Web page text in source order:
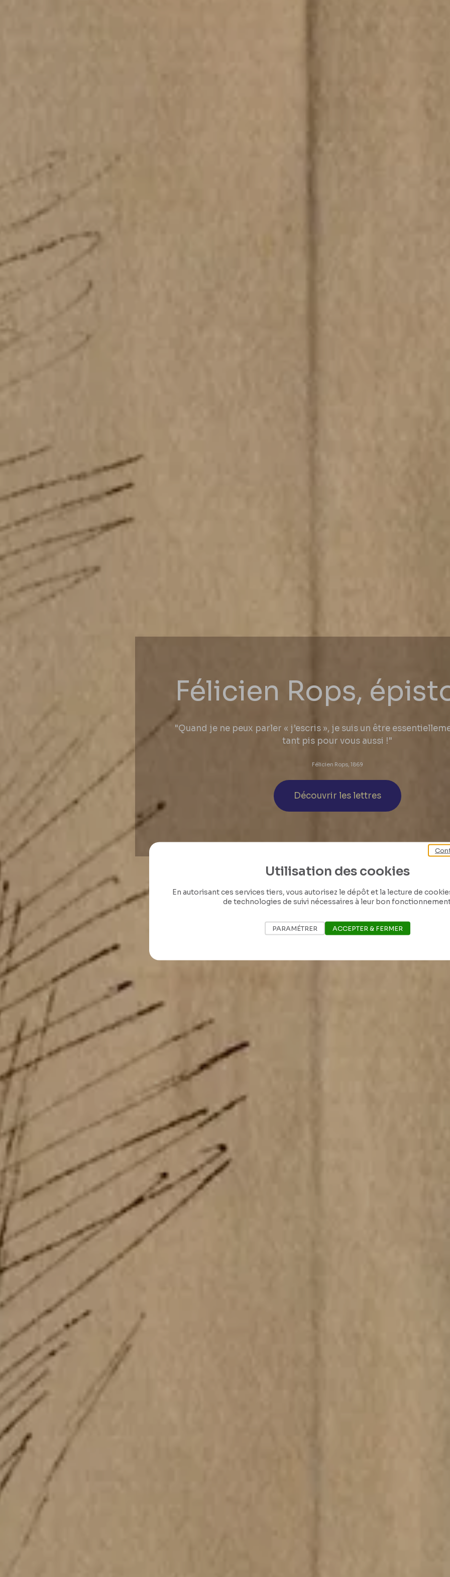
Félicien Rops,
"Quand je ne peux parler « j’escris », je suis un être
tant pis pour vous aussi !"
Félicien Rops, 1869
Découvrir les lettres
Utilisation des cookies
En autorisant ces services tiers, vous autorisez le dépôt et la lecture de
de technologies de suivi nécessaires à leur bon
PARAMÉTRER ACCEPTER & FERMER